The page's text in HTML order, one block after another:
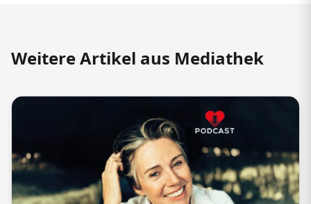
Weitere Artikel aus Mediathek